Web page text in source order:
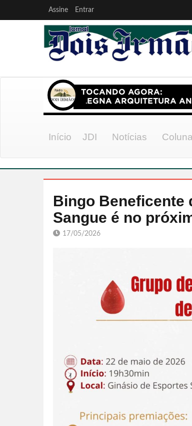
Assine Entrar
Início JDI Notícias
Bingo Beneficente
Sangue é no
17/05/2026